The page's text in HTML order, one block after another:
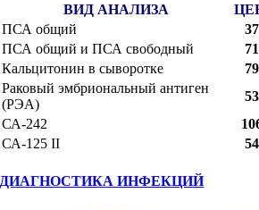
ВИД АНАЛИЗА
ПСА общий
ПСА общий и ПСА свободный
Кальцитонин в сыворотке
Раковый эмбриональный антиген
(РЭА)
СА-242
СА-125 II
ДИАГНОСТИКА ИНФЕКЦИЙ